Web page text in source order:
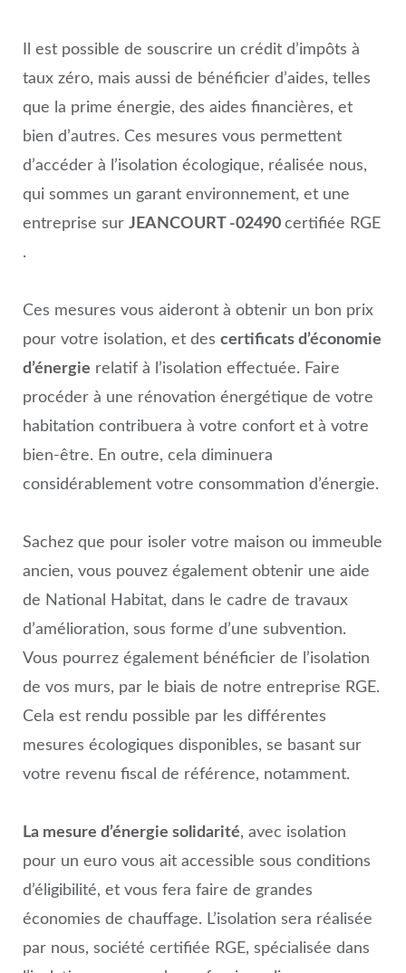
Il est possible de souscrire un crédit d’impôts à
taux zéro, mais aussi de bénéficier d’aides, telles
que la prime énergie, des aides financières, et
bien d’autres. Ces mesures vous permettent
d’accéder à l’isolation écologique, réalisée nous,
qui sommes un garant environnement, et une
entreprise sur JEANCOURT -02490 certifiée RGE
.
Ces mesures vous aideront à obtenir un bon prix
pour votre isolation, et des certificats d’économie
d’énergie relatif à l’isolation effectuée. Faire
procéder à une rénovation énergétique de votre
habitation contribuera à votre confort et à votre
bien-être. En outre, cela diminuera
considérablement votre consommation d’énergie.
Sachez que pour isoler votre maison ou immeuble
ancien, vous pouvez également obtenir une aide
de National Habitat, dans le cadre de travaux
d’amélioration, sous forme d’une subvention.
Vous pourrez également bénéficier de l’isolation
de vos murs, par le biais de notre entreprise RGE.
Cela est rendu possible par les différentes
mesures écologiques disponibles, se basant sur
votre revenu fiscal de référence, notamment.
La mesure d’énergie solidarité, avec isolation
pour un euro vous ait accessible sous conditions
d’éligibilité, et vous fera faire de grandes
économies de chauffage. L’isolation sera réalisée
par nous, société certifiée RGE, spécialisée dans